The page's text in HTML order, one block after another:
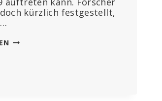
kürzlich festgestellt,
STUDIE